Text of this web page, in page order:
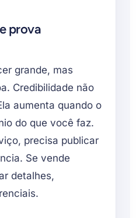
prova
grande, mas
Credibilidade não
aumenta quando o
do que você faz.
precisa publicar
Se vende
detalhes,